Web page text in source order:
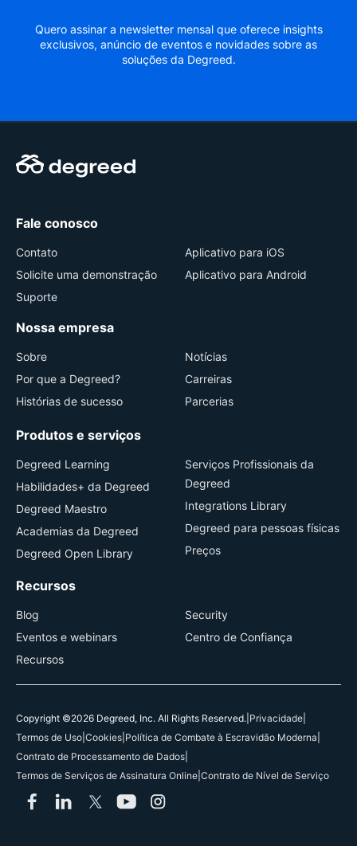
Quero assinar a newsletter mensal que oferece insights
exclusivos, anúncio de eventos e novidades sobre as
soluções da Degreed.
Fale conosco
Contato
Solicite uma demonstração
Suporte
Aplicativo para iOS
Aplicativo para Android
Nossa empresa
Sobre
Por que a Degreed?
Histórias de sucesso
Notícias
Carreiras
Parcerias
Produtos e serviços
Degreed Learning
Habilidades+ da Degreed
Degreed Maestro
Academias da Degreed
Degreed Open Library
Serviços Profissionais da
Degreed
Integrations Library
Degreed para pessoas físicas
Preços
Recursos
Blog
Eventos e webinars
Recursos
Security
Centro de Confiança
Copyright ©2026 Degreed, Inc. All Rights Reserved. Privacidade
Termos de Uso Cookies Política de Combate à Escravidão Moderna
Contrato de Processamento de Dados
Termos de Serviços de Assinatura Online Contrato de Nível de Serviço